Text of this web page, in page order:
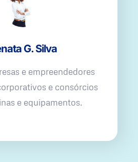
G. Silva
e empreendedores
e consórcios
e equipamentos.